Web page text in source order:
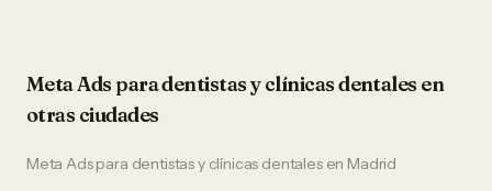
Meta Ads paradentistas y clínicas dentales en
otras ciudades
Meta Adspara dentistas y clínicas dentalesen Madrid